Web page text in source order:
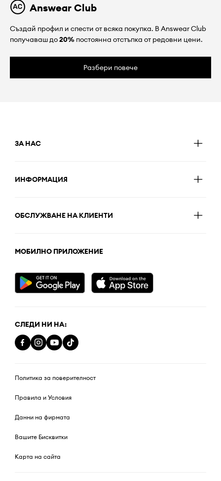
Answear Club
Създай профил и спести от всяка покупка. В Answear Club
получаваш до20% постоянна отстъпка от редовни цени.
Разбери повече
ЗА НАС
ИНФОРМАЦИЯ
ОБСЛУЖВАНЕ НА КЛИЕНТИ
МОБИЛНО ПРИЛОЖЕНИЕ
СЛЕДИ НИ НА:
Политика за поверителност
Правила и Условия
Данни на фирмата
Вашите Бисквитки
Карта на сайта